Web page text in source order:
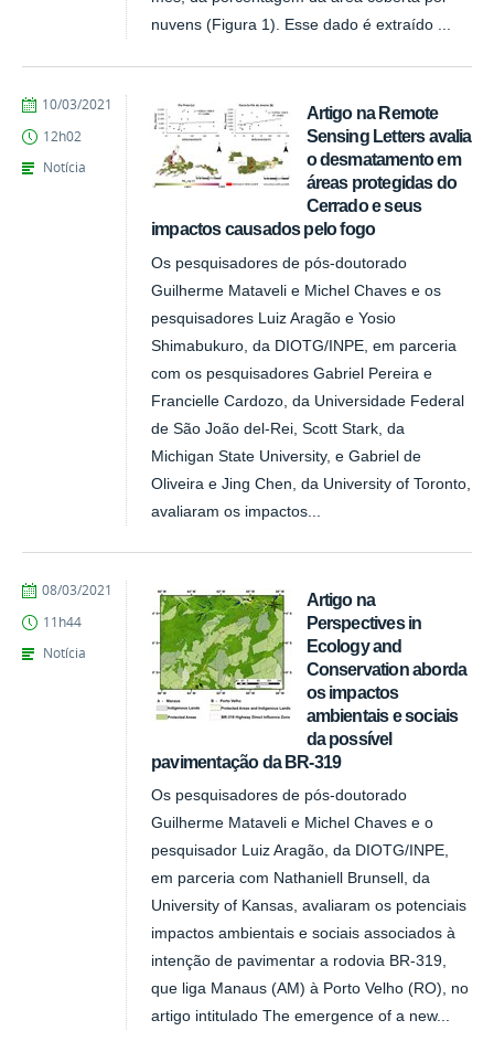
nuvens (Figura 1). Esse dado é extraído ...
Artigo na Remote
Sensing Letters avalia
o desmatamento em
áreas protegidas do
Cerrado e seus
impactos causados pelo fogo
Os pesquisadores de pós-doutorado
Guilherme Mataveli e Michel Chaves e os
pesquisadores Luiz Aragão e Yosio
Shimabukuro, da DIOTG/INPE, em parceria
com os pesquisadores Gabriel Pereira e
Francielle Cardozo, da Universidade Federal
de São João del-Rei, Scott Stark, da
Michigan State University, e Gabriel de
Oliveira e Jing Chen, da University of Toronto,
avaliaram os impactos...
publicado
10/03/2021
12h02
Notícia
Artigo na
Perspectives in
Ecology and
Conservation aborda
os impactos
ambientais e sociais
da possível
pavimentação da BR-319
Os pesquisadores de pós-doutorado
Guilherme Mataveli e Michel Chaves e o
pesquisador Luiz Aragão, da DIOTG/INPE,
em parceria com Nathaniell Brunsell, da
University of Kansas, avaliaram os potenciais
impactos ambientais e sociais associados à
intenção de pavimentar a rodovia BR-319,
que liga Manaus (AM) à Porto Velho (RO), no
artigo intitulado The emergence of a new...
publicado
08/03/2021
11h44
Notícia